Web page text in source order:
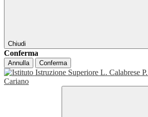
Chiudi
Conferma
Annulla Conferma